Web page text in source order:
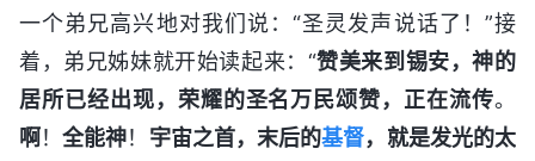
一个弟兄高兴地对我们说：“圣灵发声说话了！”接
着，弟兄姊妹就开始读起来：“赞美来到锡安，神的
居所已经出现，荣耀的圣名万民颂赞，正在流传。
啊！全能神！ 宇宙之首，末后的基督，就是发光的太